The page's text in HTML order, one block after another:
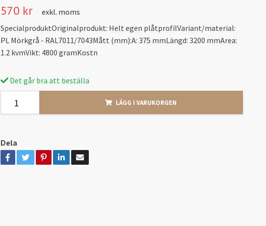
570 kr
exkl. moms
SpecialproduktOriginalprodukt: Helt egen plåtprofilVariant/material:
PL Mörkgrå - RAL7011/7043Mått (mm):A: 375 mmLängd: 3200 mmArea:
1.2 kvmVikt: 4800 gramKostn
Det går bra att beställa
LÄGG I VARUKORGEN
Dela